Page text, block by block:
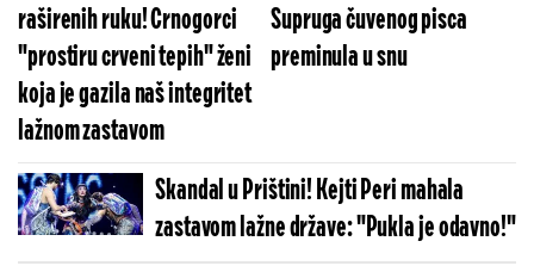
raširenih ruku! Crnogorci
"prostiru crveni tepih" ženi
koja je gazila naš integritet
lažnom zastavom
Supruga čuvenog pisca
preminula u snu
Skandal u Prištini! Kejti Peri mahala
zastavom lažne države: "Pukla je odavno!"